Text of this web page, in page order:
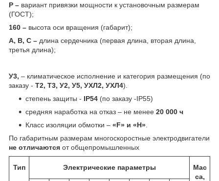
Р – вариант привязки мощности к установочным размерам
(ГОСТ);
160 – высота оси вращения (габарит);
А, В, С – длина сердечника (первая длина, вторая длина,
третья длина);
У3, – климатическое исполнение и категория размещения (по
заказу - Т2, Т3, У2, У5, УХЛ2, УХЛ4).
cтепень защиты - IP54 (по заказу -IP55)
средняя наработка на отказ – не менее 20 000 ч
Класс изоляции обмотки – «F» и «H»
По габаритным размерам многоскоростные электродвигатели
не отличаются от общепромышленных
Тип Электрические параметры
Мас
са,